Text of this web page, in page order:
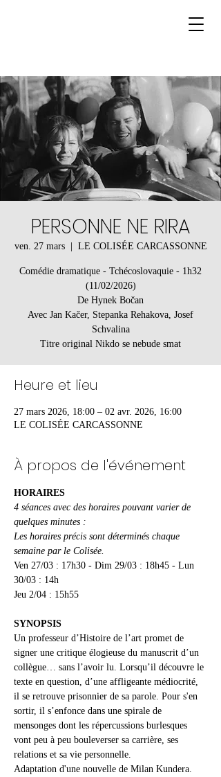
PERSONNE NE RIRA
ven. 27 mars
  |
LE COLISÉE CARCASSONNE
Comédie dramatique - Tchécoslovaquie - 1h32
(11/02/2026)
De Hynek Bočan
Avec Jan Kačer, Stepanka Rehakova, Josef
Schvalina
Heure et lieu
27 mars 2026, 18:00 – 02 avr. 2026, 16:00
LE COLISÉE CARCASSONNE
À propos de l'événement
HORAIRES
4 séances avec des horaires pouvant varier de
quelques minutes :
Les horaires précis sont déterminés chaque
semaine par le Colisée.
Ven 27/03 : 17h30 - Dim 29/03 : 18h45 - Lun
30/03 : 14h
Jeu 2/04 : 15h55
SYNOPSIS
Un professeur d’Histoire de l’art promet de
signer une critique élogieuse du manuscrit d’un
collègue… sans l’avoir lu. Lorsqu’il découvre le
texte en question, d’une affligeante médiocrité,
il se retrouve prisonnier de sa parole. Pour s'en
sortir, il s’enfonce dans une spirale de
mensonges dont les répercussions burlesques
vont peu à peu bouleverser sa carrière, ses
relations et sa vie personnelle.
Adaptation d'une nouvelle de Milan Kundera.